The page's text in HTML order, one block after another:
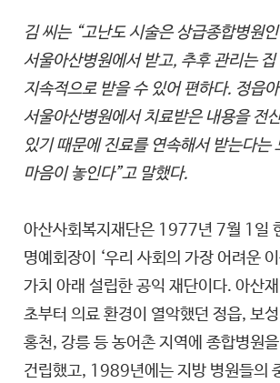
김 씨는 “고난도 시술은 상급종합병원인
서울아산병원에서 받고, 추후 관리는 집
지속적으로 받을 수 있어 편하다. 정읍
서울아산병원에서 치료받은 내용을 전
있기 때문에 진료를 연속해서 받는다는
마음이 놓인다”고 말했다.
아산사회복지재단은 1977년 7월 1일
명예회장이 ‘우리 사회의 가장 어려운
가치 아래 설립한 공익 재단이다. 아산
초부터 의료 환경이 열악했던 정읍, 보
홍천, 강릉 등 농어촌 지역에 종합병원
건립했고, 1989년에는 지방 병원들의